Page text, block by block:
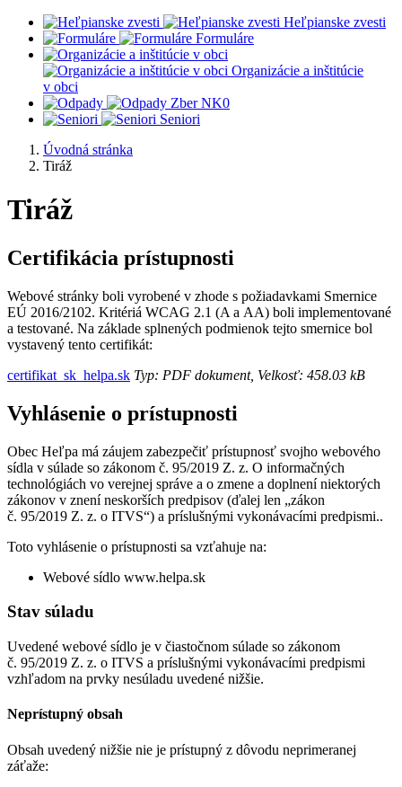
Heľpianske zvesti
Formuláre
Organizácie a inštitúcie
v obci
Zber NK0
Seniori
Úvodná stránka
Tiráž
Tiráž
Certifikácia prístupnosti
Webové stránky boli vyrobené v zhode s požiadavkami Smernice
EÚ 2016/2102. Kritériá WCAG 2.1 (A a AA) boli implementované
a testované. Na základe splnených podmienok tejto smernice bol
vystavený tento certifikát:
certifikat_sk_helpa.sk Typ: PDF dokument, Velkosť: 458.03 kB
Vyhlásenie o prístupnosti
Obec Heľpa má záujem zabezpečiť prístupnosť svojho webového
sídla v súlade so zákonom č. 95/2019 Z. z. O informačných
technológiách vo verejnej správe a o zmene a doplnení niektorých
zákonov v znení neskorších predpisov (ďalej len „zákon
č. 95/2019 Z. z. o ITVS“) a príslušnými vykonávacími predpismi..
Toto vyhlásenie o prístupnosti sa vzťahuje na:
Webové sídlo www.helpa.sk
Stav súladu
Uvedené webové sídlo je v čiastočnom súlade so zákonom
č. 95/2019 Z. z. o ITVS a príslušnými vykonávacími predpismi
vzhľadom na prvky nesúladu uvedené nižšie.
Neprístupný obsah
Obsah uvedený nižšie nie je prístupný z dôvodu neprimeranej
záťaže: